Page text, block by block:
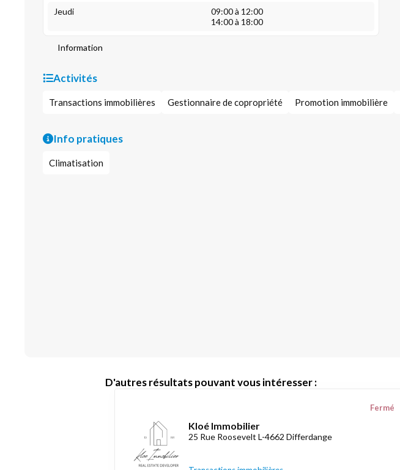
Jeudi
09:00 à 12:00
14:00 à 18:00
Information
Activités
Transactions immobilières Gestionnaire de copropriété Promotion immobilière
Info pratiques
Climatisation
D'autres résultats pouvant vous intéresser :
Kloé Immobilier
25 Rue Roosevelt L-4662 Differdange
Fermé